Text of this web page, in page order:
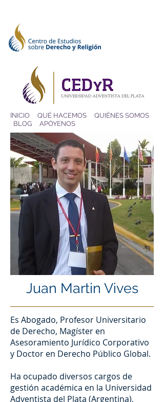
INICIO QUÉ HACEMOS
QUIÉNES SOMOS
BLOG
APÓYENOS
Juan Martin Vives
Es Abogado, Profesor Universitario
de Derecho, Magíster en
Asesoramiento Jurídico Corporativo
y Doctor en Derecho Público Global.
Ha ocupado diversos cargos de
gestión académica en la Universidad
Adventista del Plata (Argentina),